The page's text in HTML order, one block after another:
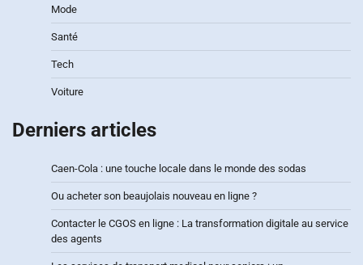
Mode
Santé
Tech
Voiture
Derniers articles
Caen-Cola : une touche locale dans le monde des sodas
Ou acheter son beaujolais nouveau en ligne ?
Contacter le CGOS en ligne : La transformation digitale au service
des agents